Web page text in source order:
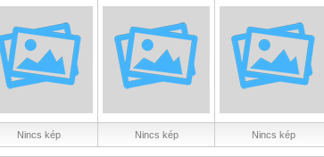
Nincs kép Nincs kép Nincs kép